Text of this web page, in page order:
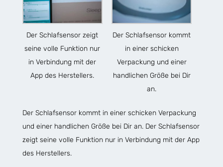
Der Schlafsensor zeigt
seine volle Funktion nur
in Verbindung mit der
App des Herstellers.
Der Schlafsensor kommt
in einer schicken
Verpackung und einer
handlichen Größe bei Dir
an.
Der Schlafsensor kommt in einer schicken Verpackung
und einer handlichen Größe bei Dir an. Der Schlafsensor
zeigt seine volle Funktion nur in Verbindung mit der App
des Herstellers.